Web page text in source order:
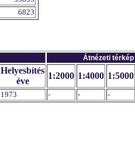
6823
Átnézeti térkép
Helyesbítés
éve
1:2000 1:4000 1:5000
1973 - - -